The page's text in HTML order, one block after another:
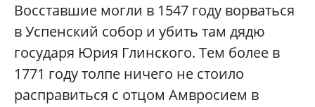
Восставшие могли в 1547 году ворваться
в Успенский собор и убить там дядю
государя Юрия Глинского. Тем более в
1771 году толпе ничего не стоило
расправиться с отцом Амвросием в